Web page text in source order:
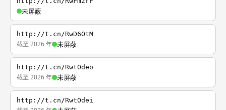
未屏蔽
http://t.cn/RwD6OtM
截至 2026 年 未屏蔽
http://t.cn/RwtOdeo
截至 2026 年 未屏蔽
http://t.cn/RwtOdei